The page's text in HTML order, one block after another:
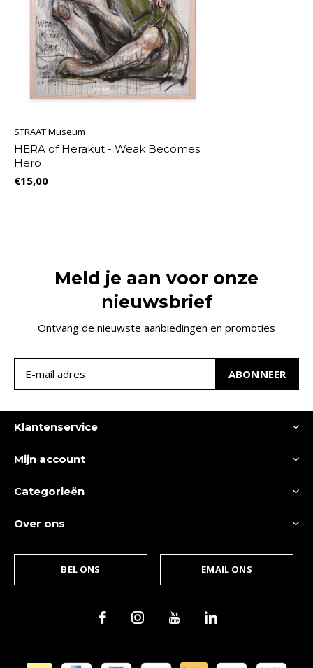
STRAAT Museum
HERA of Herakut - Weak Becomes
Hero
€15,00
Meld je aan voor onze
nieuwsbrief
Ontvang de nieuwste aanbiedingen en promoties
ABONNEER
Klantenservice
Mijn account
Categorieën
Over ons
BEL ONS EMAIL ONS